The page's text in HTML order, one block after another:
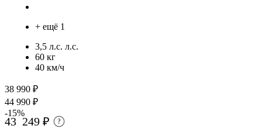
+ ещё 1
3,5 л.с. л.с.
60 кг
40 км/ч
38 990 ₽
44 990 ₽
-15%
43 249 ₽ ?